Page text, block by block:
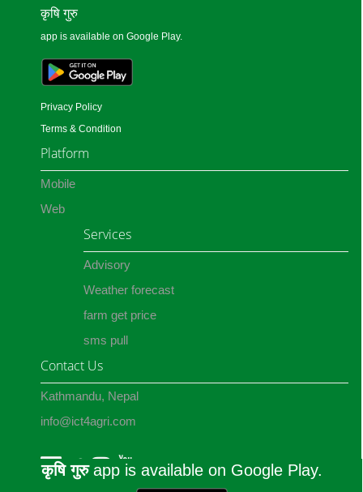
कृषि गुरुapp is available on Google Play.
कृषि गुरु
app is available on Google Play.
Privacy Policy
Terms & Condition
Platform
Mobile
Web
Services
Advisory
Weather forecast
farm get price
sms pull
Contact Us
Kathmandu, Nepal
info@ict4agri.com